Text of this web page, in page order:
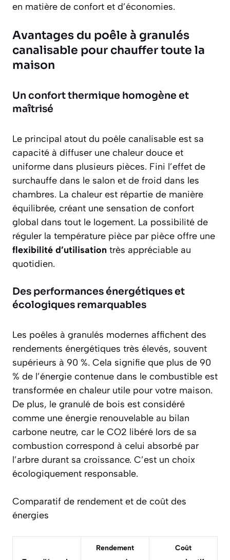
en matière de confort et d’économies.
Avantages du poêle à granulés
canalisable pour chauffer toute la
maison
Un confort thermique homogène et
maîtrisé
Le principal atout du poêle canalisable est sa
capacité à diffuser une chaleur douce et
uniforme dans plusieurs pièces. Fini l’effet de
surchauffe dans le salon et de froid dans les
chambres. La chaleur est répartie de manière
équilibrée, créant une sensation de confort
global dans tout le logement. La possibilité de
réguler la température pièce par pièce offre une
flexibilité d’utilisation très appréciable au
quotidien.
Des performances énergétiques et
écologiques remarquables
Les poêles à granulés modernes affichent des
rendements énergétiques très élevés, souvent
supérieurs à 90 %. Cela signifie que plus de 90
% de l’énergie contenue dans le combustible est
transformée en chaleur utile pour votre maison.
De plus, le granulé de bois est considéré
comme une énergie renouvelable au bilan
carbone neutre, car le CO2 libéré lors de sa
combustion correspond à celui absorbé par
l’arbre durant sa croissance. C’est un choix
écologiquement responsable.
Comparatif de rendement et de coût des
énergies
Rendement
Coût